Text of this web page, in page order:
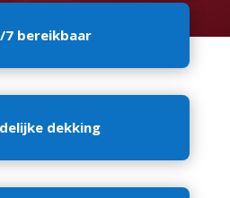
7 bereikbaar
dekking